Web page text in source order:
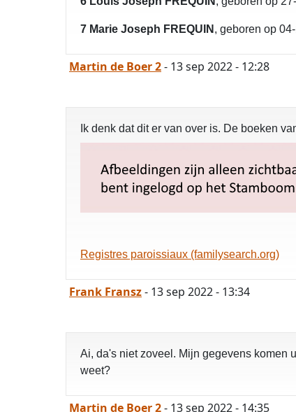
7 Marie Joseph FREQUIN , geboren op
Martin de Boer 2- 13 sep 2022 - 12:28
Ik denk dat dit er van over is. De boeken
Registres paroissiaux (familysearch.org)
Frank Fransz- 13 sep 2022 - 13:34
Ai, da's niet zoveel. Mijn gegevens komen
weet?
Martin de Boer 2- 13 sep 2022 - 14:35